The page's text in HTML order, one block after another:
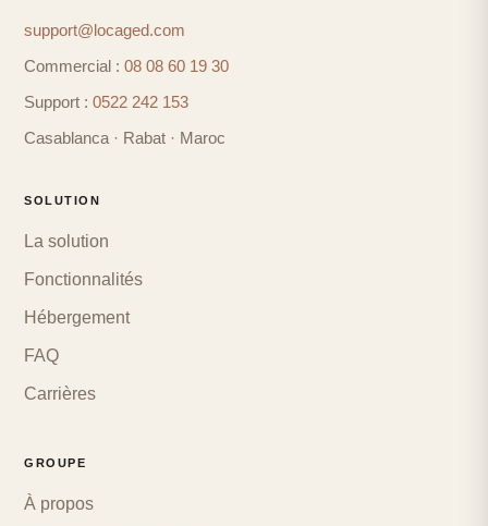
support@locaged.com
Commercial : 08 08 60 19 30
Support : 0522 242 153
Casablanca · Rabat · Maroc
SOLUTION
La solution
Fonctionnalités
Hébergement
FAQ
Carrières
GROUPE
À propos